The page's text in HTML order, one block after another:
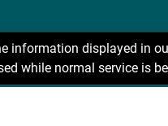
information displayed in
while normal service is